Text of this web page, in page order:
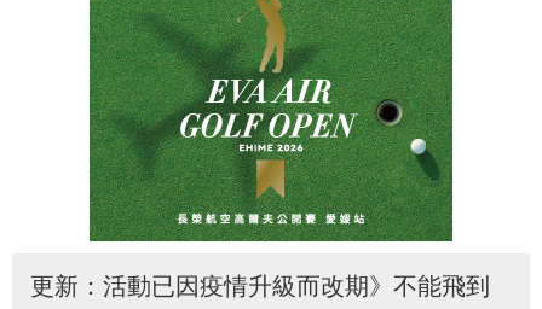
更新：活動已因疫情升級而改期》不能飛到